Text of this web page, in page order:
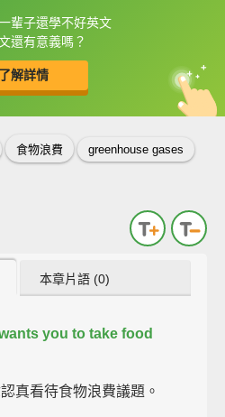
輩子還學不好英文
還有意義嗎？
了解詳情
可以直接查字典喔！
中
英
食物浪費 greenhouse gases
本章片語 (0)
you to take food
真看待食物浪費議題。